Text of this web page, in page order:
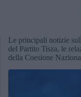
Le principali notizie
del Partito Tisza, le
della Coesione